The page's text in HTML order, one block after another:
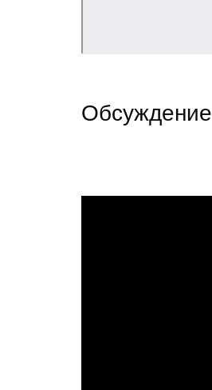
Обсуждение